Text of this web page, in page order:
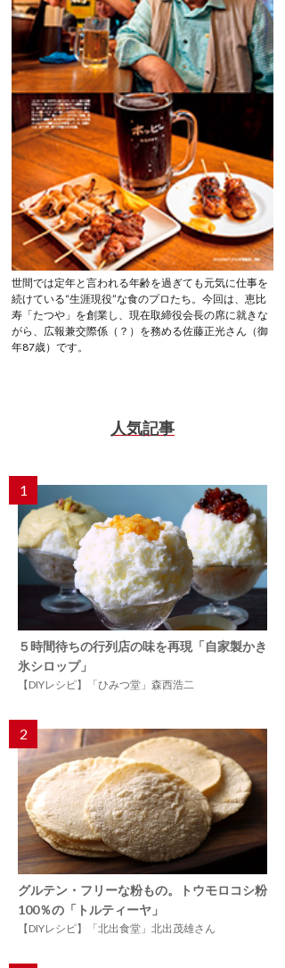
世間では定年と言われる年齢を過ぎても元気に仕事を
続けている“生涯現役”な食のプロたち。今回は、恵比
寿「たつや」を創業し、現在取締役会長の席に就きな
がら、広報兼交際係（？）を務める佐藤正光さん（御
年87歳）です。
人気記事
1
５時間待ちの行列店の味を再現「自家製かき
氷シロップ」
【DIYレシピ】「ひみつ堂」森西浩二
2
グルテン・フリーな粉もの。トウモロコシ粉
100％の「トルティーヤ」
【DIYレシピ】「北出食堂」北出茂雄さん